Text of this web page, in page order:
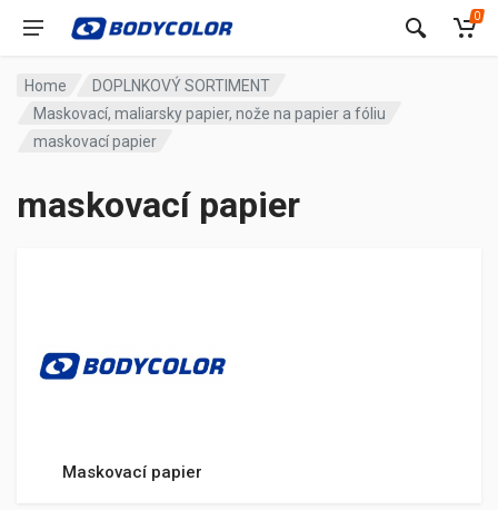
0
Home
DOPLNKOVÝ SORTIMENT
Maskovací, maliarsky papier, nože na papier a fóliu
maskovací papier
maskovací papier
Maskovací papier